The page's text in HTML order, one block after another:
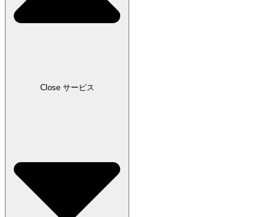
IoT
広告・メディア
ヘルスケア
電気・ガス・水道
金融サービス
Close サービス